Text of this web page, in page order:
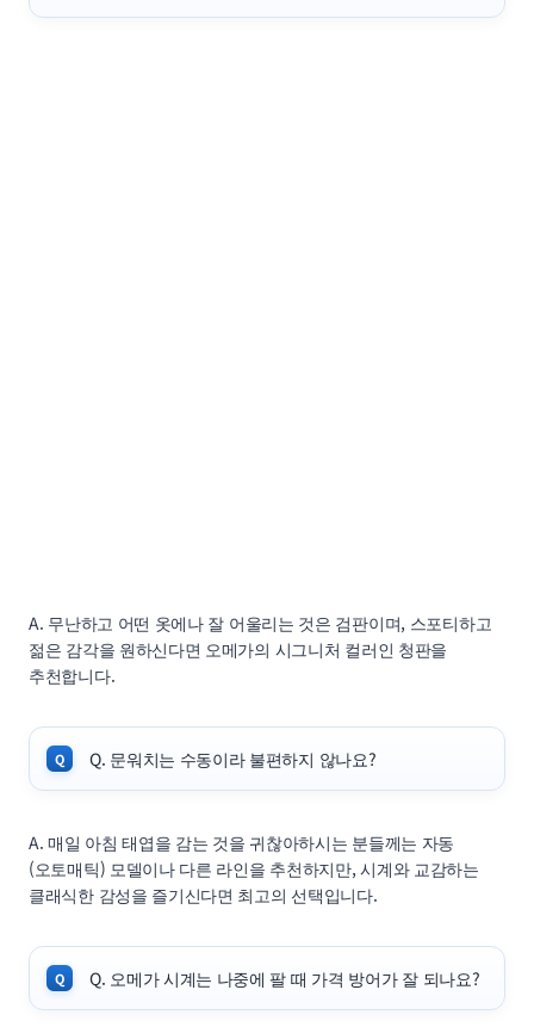
A. 무난하고 어떤 옷에나 잘 어울리는 것은 검판이며, 스포티하고
젊은 감각을 원하신다면 오메가의 시그니처 컬러인 청판을
추천합니다.
Q. 문워치는 수동이라 불편하지 않나요?
A. 매일 아침 태엽을 감는 것을 귀찮아하시는 분들께는 자동
(오토매틱) 모델이나 다른 라인을 추천하지만, 시계와 교감하는
클래식한 감성을 즐기신다면 최고의 선택입니다.
Q. 오메가 시계는 나중에 팔 때 가격 방어가 잘 되나요?